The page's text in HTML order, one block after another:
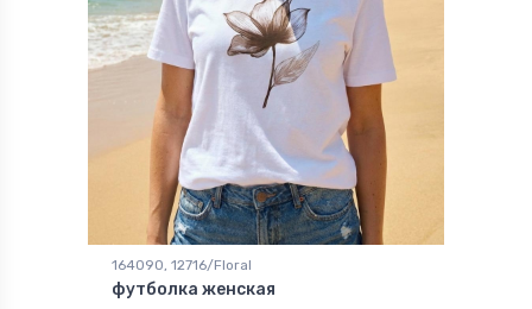
164090, 12716/Floral
футболка женская